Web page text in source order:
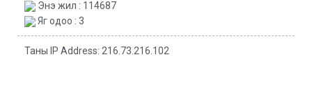
Энэ жил : 114687
Яг одоо : 3
Таны IP Address: 216.73.216.102